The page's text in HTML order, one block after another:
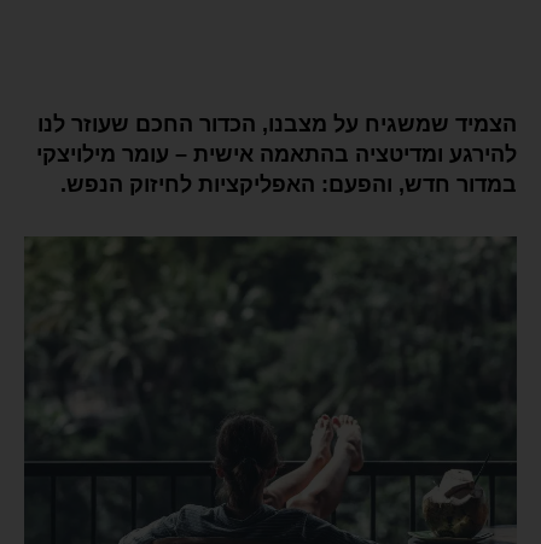
הצמיד שמשגיח על מצבנו, הכדור החכם שעוזר לנו
להירגע ומדיטציה בהתאמה אישית – עומר מילויצקי
במדור חדש, והפעם: האפליקציות לחיזוק הנפש.